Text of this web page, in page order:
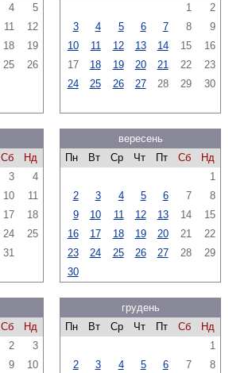
4
5
11
12
18
19
25
26
1
2
3
4 5 6 7 8
9
10
11 12 13 14 15
16
17
18 19 20 21 22
23
24
25 26 27 28 29 30
Сб
Нд
3
4
10
11
17
18
24
25
31
вересень
Пн
Вт Ср Чт Пт Сб
Нд
1
2
3 4 5 6 7
8
9
10 11 12 13 14
15
16
17 18 19 20 21
22
23
24 25 26 27 28
29
30
Сб
Нд
2
3
9
10
грудень
Пн
Вт Ср Чт Пт Сб
Нд
1
2
3 4 5 6 7
8